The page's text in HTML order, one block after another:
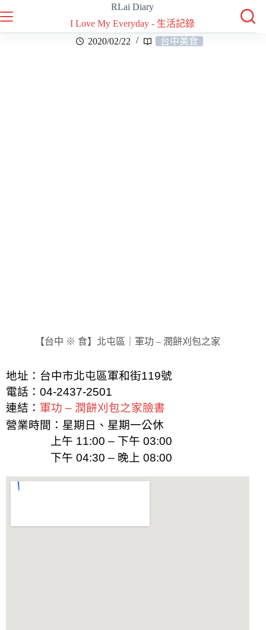
RLai Diary
I Love My Everyday - 生活記錄
2020/02/22
台中美食
【台中 ※ 食】北屯區｜軍功 – 潤餅刈包之家
地址：台中市北屯區軍和街119號
電話：04-2437-2501
連結： 軍功 – 潤餅刈包之家臉書
營業時間：星期日、星期一公休
上午 11:00 – 下午 03:00
下午 04:30 – 晚上 08:00